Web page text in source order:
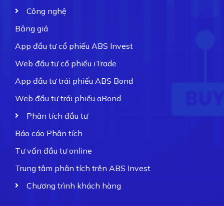
Công nghệ
Bảng giá
App đầu tư cổ phiếu ABS Invest
Web đầu tư cổ phiếu iTrade
App đầu tư trái phiếu ABS Bond
Web đầu tư trái phiếu aBond
Phân tích đầu tư
Báo cáo Phân tích
Tư vấn đầu tư online
Trung tâm phân tích trên ABS Invest
Chương trình khách hàng